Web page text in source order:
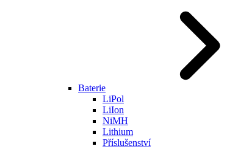
Baterie
LiPol
LiIon
NiMH
Lithium
Příslušenství